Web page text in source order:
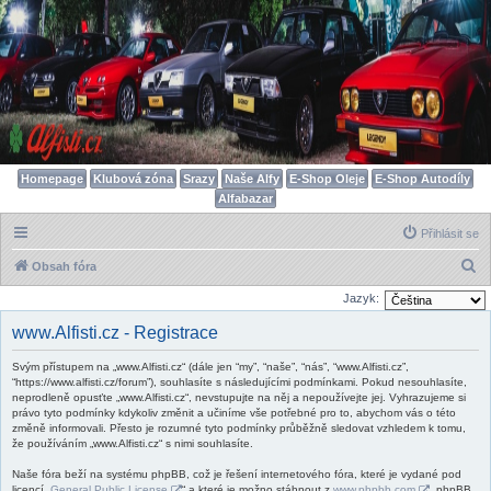
Homepage Klubová zóna Srazy Naše Alfy E-Shop Oleje
E-Shop Autodíly
Alfabazar
Přihlásit se
Obsah fóra
l
Jazyk:
www.Alfisti.cz - Registrace
Svým přístupem na „www.Alfisti.cz“ (dále jen “my”, “naše”, “nás”, “www.Alfisti.cz”,
“https://www.alfisti.cz/forum”), souhlasíte s následujícími podmínkami. Pokud nesouhlasíte,
neprodleně opusťte „www.Alfisti.cz“, nevstupujte na něj a nepoužívejte jej. Vyhrazujeme si
právo tyto podmínky kdykoliv změnit a učiníme vše potřebné pro to, abychom vás o této
změně informovali. Přesto je rozumné tyto podmínky průběžně sledovat vzhledem k tomu,
že používáním „www.Alfisti.cz“ s nimi souhlasíte.
Naše fóra beží na systému phpBB, což je řešení internetového fóra, které je vydané pod